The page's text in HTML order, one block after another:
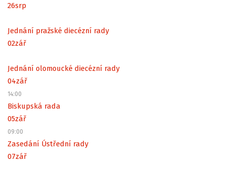
26srp
Jednání pražské diecézní rady
02zář
Jednání olomoucké diecézní rady
04zář
14:00
Biskupská rada
05zář
09:00
Zasedání Ústřední rady
07zář